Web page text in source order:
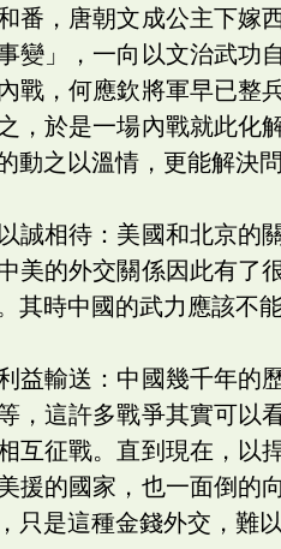
番，唐朝文成公主下嫁
變」，一向以文治武功
戰，何應欽將軍早已整
，於是一場內戰就此化
動之以溫情，更能解決問
誠相待：美國和北京的
美的外交關係因此有了
其時中國的武力應該不
益輸送：中國幾千年的
，這許多戰爭其實可以
互征戰。直到現在，以
援的國家，也一面倒的
只是這種金錢外交，難